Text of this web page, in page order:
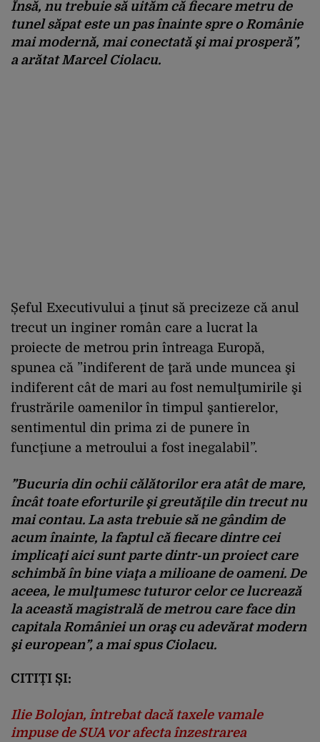
Însă, nu trebuie să uităm că fiecare metru de
tunel săpat este un pas înainte spre o Românie
mai modernă, mai conectată şi mai prosperă”,
a arătat Marcel Ciolacu.
Șeful Executivului a ţinut să precizeze că anul
trecut un inginer român care a lucrat la
proiecte de metrou prin întreaga Europă,
spunea că ”indiferent de ţară unde muncea şi
indiferent cât de mari au fost nemulţumirile şi
frustrările oamenilor în timpul şantierelor,
sentimentul din prima zi de punere în
funcţiune a metroului a fost inegalabil”.
”Bucuria din ochii călătorilor era atât de mare,
încât toate eforturile şi greutăţile din trecut nu
mai contau. La asta trebuie să ne gândim de
acum înainte, la faptul că fiecare dintre cei
implicaţi aici sunt parte dintr-un proiect care
schimbă în bine viaţa a milioane de oameni. De
aceea, le mulţumesc tuturor celor ce lucrează
la această magistrală de metrou care face din
capitala României un oraş cu adevărat modern
şi european”, a mai spus Ciolacu.
CITIȚI ȘI:
Ilie Bolojan, întrebat dacă taxele vamale
impuse de SUA vor afecta înzestrarea